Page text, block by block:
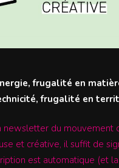
frugalité en
frugalité en
newsletter du mouvement
et créative, il suffit de
est automatique (et la